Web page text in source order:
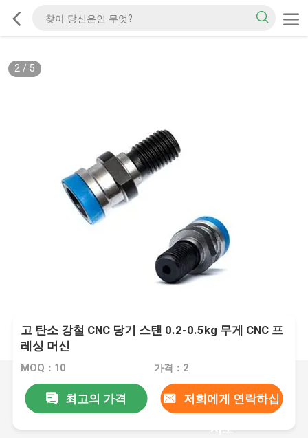
2/ 5
고 탄소 강철 CNC 당기 스탠 0.2-0.5kg 무게 CNC 프
레싱 머신
MOQ：10 가격：2
최고의 가격 저희에게 연락하십
시오